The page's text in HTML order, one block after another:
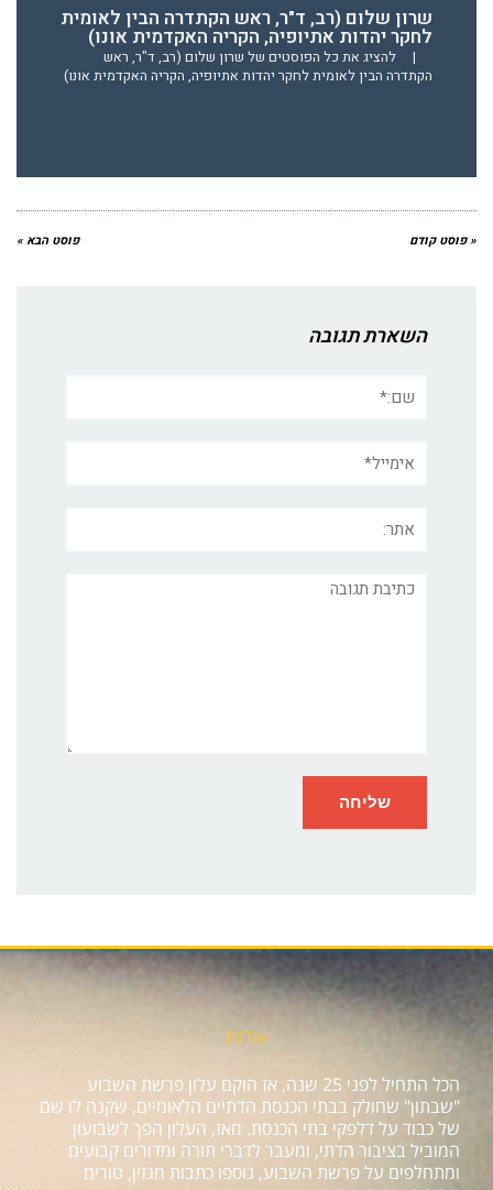
שרון שלום (רב, ד"ר, ראש הקתדרה הבין לאומית
לחקר יהדות אתיופיה, הקריה האקדמית אונו)
|
להציג את כל הפוסטים של שרון שלום (רב, ד"ר, ראש
הקתדרה הבין לאומית לחקר יהדות אתיופיה, הקריה האקדמית אונו)
« פוסט קודם פוסט הבא »
השארת תגובה
תגובה
אודות
הכל התחיל לפני 25 שנה, אז הוקם עלון פרשת השבוע
"שבתון" שחולק בבתי הכנסת הדתיים הלאומיים, שקנה לו שם
של כבוד על דלפקי בתי הכנסת. מאז, העלון הפך לשבועון
המוביל בציבור הדתי, ומעבר לדברי תורה ומדורים קבועים
ומתחלפים על פרשת השבוע, נוספו כתבות מגזין, טורים